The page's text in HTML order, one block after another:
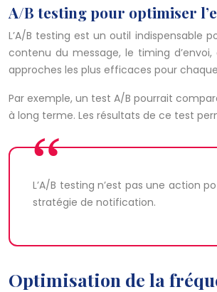
A/B testing pour optimiser
L’A/B testing est un outil
contenu du message, le timing
approches les plus efficaces pour
Par exemple, un test A/B pourrait
à long terme. Les résultats de ce test
L’A/B testing n’est pas une action
stratégie de notification.
Optimisation de la